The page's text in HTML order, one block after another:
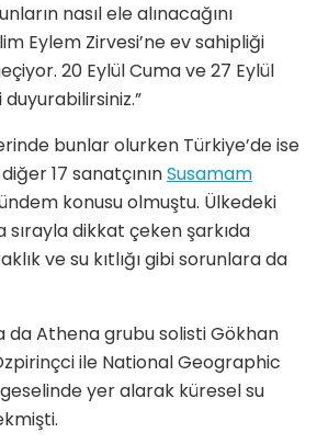
nasıl ele alınacağını
Eylem Zirvesi’ne ev sahipliği
20 Eylül Cuma ve 27 Eylül
bunlar olurken Türkiye’de ise
17 sanatçınınSusamam
konusu olmuştu. Ülkedeki
sırayla dikkat çeken şarkıda
ve su kıtlığı gibi sorunlara da
da Athena grubu solisti Gökhan
ile National Geographic
yer alarak küresel su